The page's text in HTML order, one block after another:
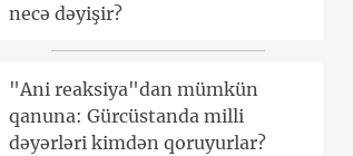
necə dəyişir?
"Ani reaksiya"dan mümkün
qanuna: Gürcüstanda milli
dəyərləri kimdən qoruyurlar?